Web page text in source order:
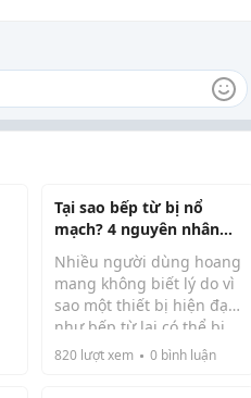
Tại sao bếp từ bị nổ
mạch? 4 nguyên nhân
cốt lõi từ chuyên gia kỹ
thuật Köcher
Nhiều người dùng hoang
mang không biết lý do vì
sao một thiết bị hiện đại
như bếp từ lại có thể bị
chập nổ. Theo đội ngũ kỹ
820lượt xem 0bình luận